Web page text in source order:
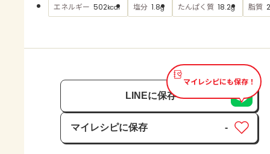
AJINOMOTO PARK とは
エネルギー 502kcal 塩分 1.8g たんぱく質 18.2g 脂質
マイレシピにも保存！
LINEに保存
マイレシピに保存
保存済み
-